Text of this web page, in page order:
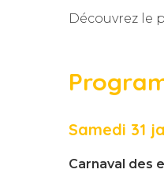
Découvrez le
Samedi 31
Carnaval des